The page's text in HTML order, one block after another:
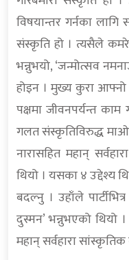
विषयान्तर गर्नका लागि
संस्कृति हो । त्यसैले
भन्नुभयो, ‘जन्मोत्सव
होइन । मुख्य कुरा आफ्नो
पक्षमा जीवनपर्यन्त काम
गलत संस्कृतिविरुद्ध माओले
नारासहित महान्
थियो । यसका ४ उद्देश्य
बदल्नु । उहाँले
दुस्मन’ भन्नुभएको थियो
महान् सर्वहारा सांस्कृतिक